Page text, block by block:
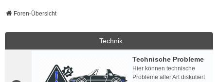
Foren-Übersicht
Technik
Technische Probleme
Hier können technische
Probleme aller Art diskutiert